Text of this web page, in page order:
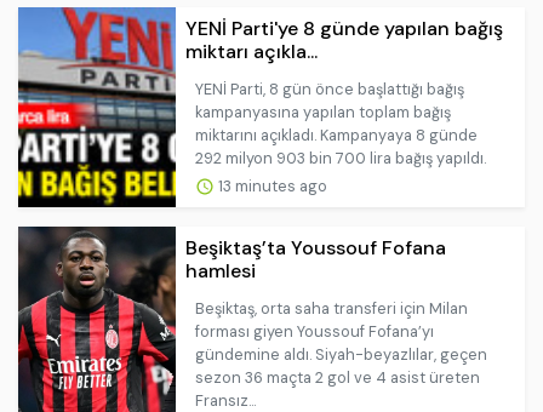
YENİ Parti'ye 8 günde yapılan bağış
miktarı açıkla...
YENİ Parti, 8 gün önce başlattığı bağış
kampanyasına yapılan toplam bağış
miktarını açıkladı. Kampanyaya 8 günde
292 milyon 903 bin 700 lira bağış yapıldı.
13 minutes ago
Beşiktaş’ta Youssouf Fofana
hamlesi
Beşiktaş, orta saha transferi için Milan
forması giyen Youssouf Fofana’yı
gündemine aldı. Siyah-beyazlılar, geçen
sezon 36 maçta 2 gol ve 4 asist üreten
Fransız...